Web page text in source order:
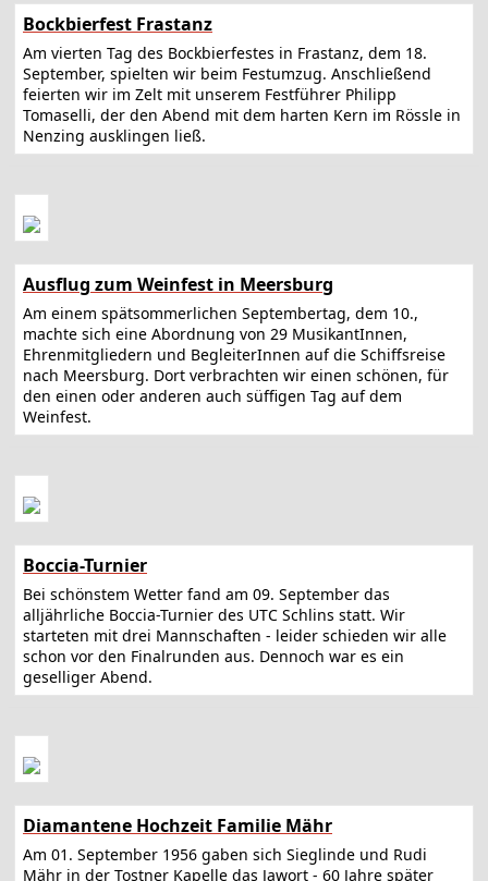
Bockbierfest Frastanz
Am vierten Tag des Bockbierfestes in Frastanz, dem 18.
September, spielten wir beim Festumzug. Anschließend
feierten wir im Zelt mit unserem Festführer Philipp
Tomaselli, der den Abend mit dem harten Kern im Rössle in
Nenzing ausklingen ließ.
Ausflug zum Weinfest in Meersburg
Am einem spätsommerlichen Septembertag, dem 10.,
machte sich eine Abordnung von 29 MusikantInnen,
Ehrenmitgliedern und BegleiterInnen auf die Schiffsreise
nach Meersburg. Dort verbrachten wir einen schönen, für
den einen oder anderen auch süffigen Tag auf dem
Weinfest.
Boccia-Turnier
Bei schönstem Wetter fand am 09. September das
alljährliche Boccia-Turnier des UTC Schlins statt. Wir
starteten mit drei Mannschaften - leider schieden wir alle
schon vor den Finalrunden aus. Dennoch war es ein
geselliger Abend.
Diamantene Hochzeit Familie Mähr
Am 01. September 1956 gaben sich Sieglinde und Rudi
Mähr in der Tostner Kapelle das Jawort - 60 Jahre später